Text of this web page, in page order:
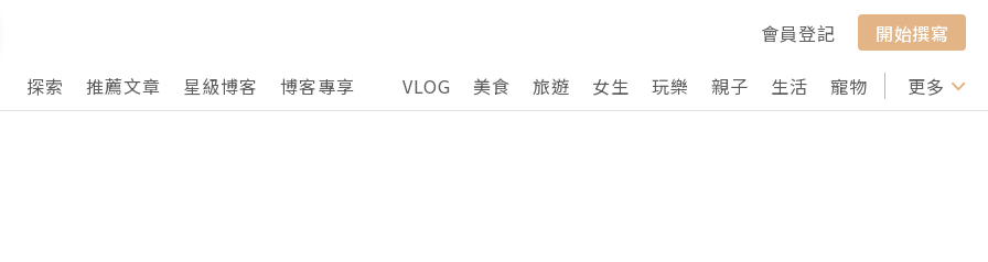
會員登記
開始撰寫
探索
推薦文章 星級博客 博客專享 VLOG 美食 旅遊 女生 玩樂 親子 生活 寵物 行山 打卡
更多